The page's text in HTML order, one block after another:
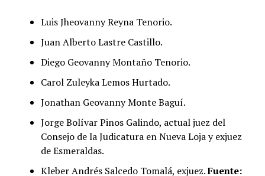
Luis Jheovanny Reyna Tenorio.
Juan Alberto Lastre Castillo.
Diego Geovanny Montaño Tenorio.
Carol Zuleyka Lemos Hurtado.
Jonathan Geovanny Monte Baguí.
Jorge Bolívar Pinos Galindo, actual juez del
Consejo de la Judicatura en Nueva Loja y exjuez
de Esmeraldas.
Kleber Andrés Salcedo Tomalá, exjuez.Fuente: